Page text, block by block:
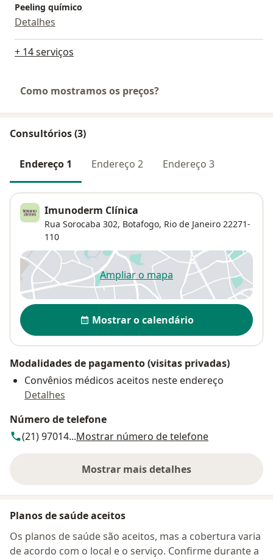
Peeling químico
Detalhes
+ 14 serviços
Como mostramos os preços?
Consultórios (3)
Endereço 1 Endereço 2 Endereço 3
Imunoderm Clínica
Rua Sorocaba 302, Botafogo, Rio de Janeiro 22271-
110
Ampliar o mapaabre num novo separador
Disponibilidade
Mostrar o calendário
Modalidades de pagamento (visitas privadas)
Convênios médicos aceitos neste endereço
Detalhes
Número de telefone
(21) 97014...Mostrar número de telefone
Mostrar mais detalhes
sobre o endereço
Planos de saúde aceitos
Os planos de saúde são aceitos, mas a cobertura varia
de acordo com o local e o serviço. Confirme durante a